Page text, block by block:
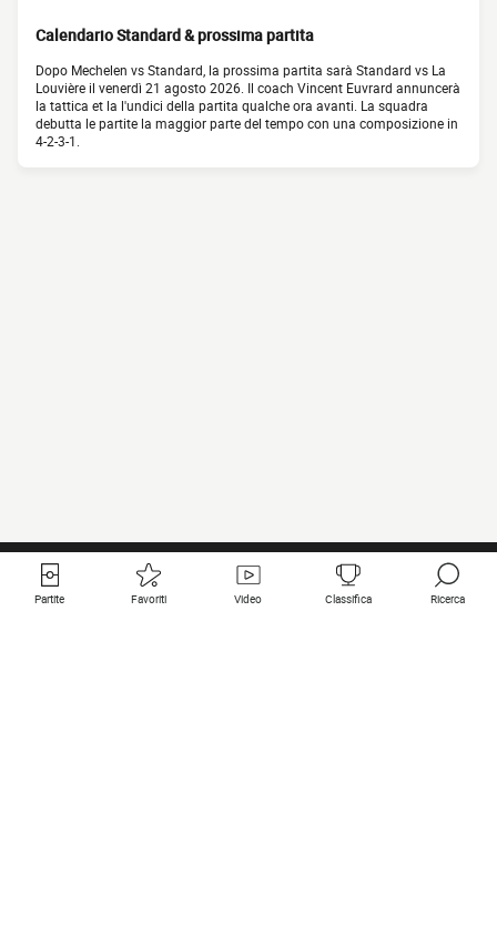
Calendario Standard & prossima partita
Dopo Mechelen vs Standard, la prossima partita sarà Standard vs La
Louvière il venerdì 21 agosto 2026. Il coach Vincent Euvrard annuncerà
la tattica et la l'undici della partita qualche ora avanti. La squadra
debutta le partite la maggior parte del tempo con una composizione in
4-2-3-1.
Partite Favoriti Video Classifica Ricerca